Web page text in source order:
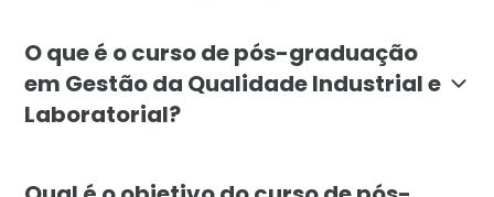
O que é o curso de pós-graduação
em Gestão da Qualidade Industrial e
Laboratorial?